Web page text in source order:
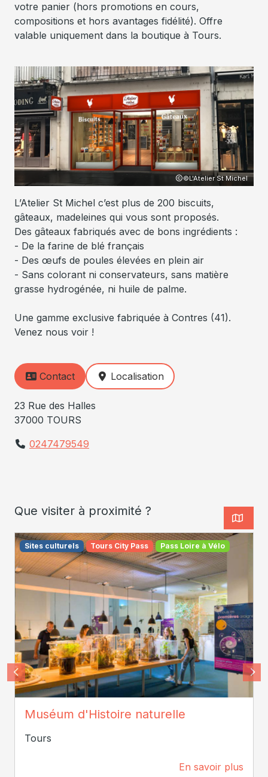
votre panier (hors promotions en cours,
compositions et hors avantages fidélité). Offre
valable uniquement dans la boutique à Tours.
©L'Atelier St Michel
L’Atelier St Michel c’est plus de 200 biscuits,
gâteaux, madeleines qui vous sont proposés.
Des gâteaux fabriqués avec de bons ingrédients :
- De la farine de blé français
- Des œufs de poules élevées en plein air
- Sans colorant ni conservateurs, sans matière
grasse hydrogénée, ni huile de palme.
Une gamme exclusive fabriquée à Contres (41).
Venez nous voir !
Contact Localisation
23 Rue des Halles
37000 TOURS
0247479549
Que visiter à proximité ?
Sites culturels Tours City Pass Pass Loire à Vélo
Muséum d'Histoire naturelle
Tours
En savoir plus